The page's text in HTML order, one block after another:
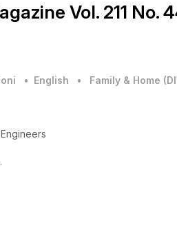
Vol. 211 No.
• English • Family & Home (